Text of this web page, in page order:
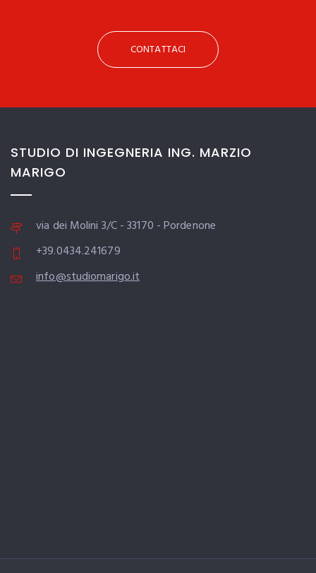
CONTATTACI
STUDIO DI INGEGNERIA ING. MARZIO
MARIGO
via dei Molini 3/C - 33170 - Pordenone
+39.0434.241679
info@studiomarigo.it